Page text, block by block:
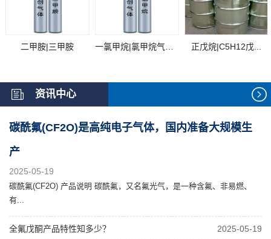
二甲胺|三甲胺 正戊烷|C5H12戊...
资讯中心
碳酰氟(CF2O)是高纯电子气体，国内准备大规模生
产
2025-05-19
碳酰氟(CF2O) 产品说明 碳酰氟，又名氟光气，是一种含氟、非易燃、
有...
全氟戊酮产品特性知多少？ 2025-05-19